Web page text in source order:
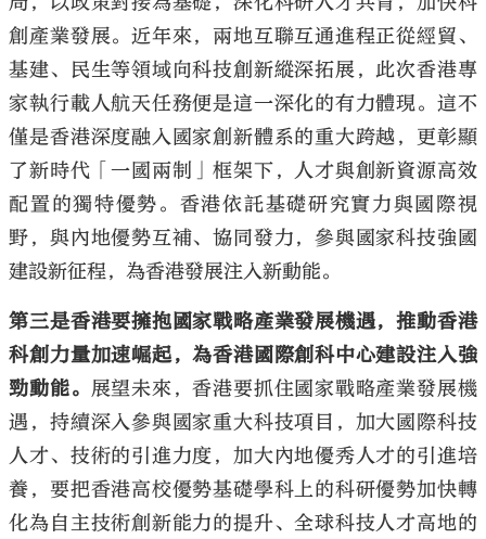
創產業發展。近年來，兩地互聯互通進程正從經貿、
基建、民生等領域向科技創新縱深拓展，此次香港專
家執行載人航天任務便是這一深化的有力體現。這不
僅是香港深度融入國家創新體系的重大跨越，更彰顯
了新時代「一國兩制」框架下，人才與創新資源高效
配置的獨特優勢。香港依託基礎研究實力與國際視
野，與內地優勢互補、協同發力，參與國家科技強國
建設新征程，為香港發展注入新動能。
第三是香港要擁抱國家戰略產業發展機遇，推動香港
科創力量加速崛起，為香港國際創科中心建設注入強
勁動能。 展望未來，香港要抓住國家戰略產業發展機
遇，持續深入參與國家重大科技項目，加大國際科技
人才、技術的引進力度，加大內地優秀人才的引進培
養，要把香港高校優勢基礎學科上的科研優勢加快轉
化為自主技術創新能力的提升、全球科技人才高地的